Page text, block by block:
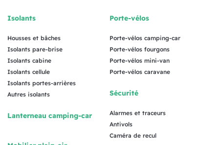
Isolants
Housses et bâches
Isolants pare-brise
Isolants cabine
Isolants cellule
Isolants portes-arrières
Autres isolants
Lanterneau camping-car
Porte-vélos
Porte-vélos camping-car
Porte-vélos fourgons
Porte-vélos mini-van
Porte-vélos caravane
Sécurité
Alarmes et traceurs
Antivols
Caméra de recul